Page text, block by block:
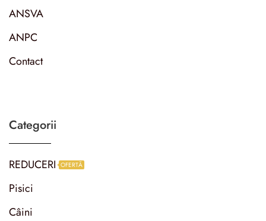
ANSVA
ANPC
Contact
Categorii
REDUCERI OFERTĂ
Pisici
Câini